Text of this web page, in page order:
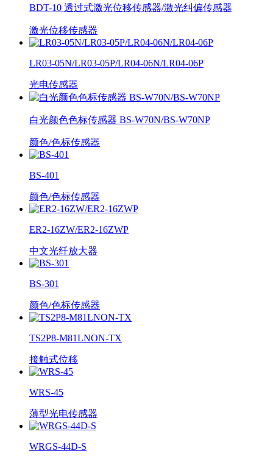
BDT-10 透过式激光位移传感器/激光纠偏传感器
激光位移传感器
LR03-05N/LR03-05P/LR04-06N/LR04-06P
光电传感器
白光颜色色标传感器 BS-W70N/BS-W70NP
颜色/色标传感器
BS-401
颜色/色标传感器
ER2-16ZW/ER2-16ZWP
中文光纤放大器
BS-301
颜色/色标传感器
TS2P8-M81LNON-TX
接触式位移
WRS-45
薄型光电传感器
WRGS-44D-S